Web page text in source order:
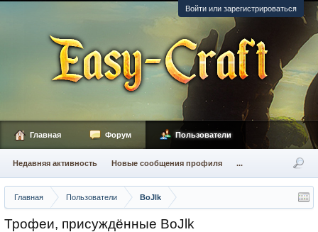
Войти или зарегистрироваться
Главная Пользователи BoJlk
Трофеи, присуждённые BoJlk
Главная Форум Пользователи
Недавняя активность Новые сообщения профиля ...